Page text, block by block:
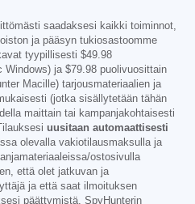
saadaksesi kaikki toiminnot,
ja pääsyn tukiosastoomme
tyypillisesti $49.98
Windows) ja $79.98 puolivuosittain
Macille) tarjousmateriaalien ja
(jotka sisällytetään tähän
maittain tai kampanjakohtaisesti
uusitaan automaattisesti
olevalla vakiotilausmaksulla ja
ostosivulla
että olet jatkuvan ja
ja että saat ilmoituksen
päättymistä. SpyHunterin